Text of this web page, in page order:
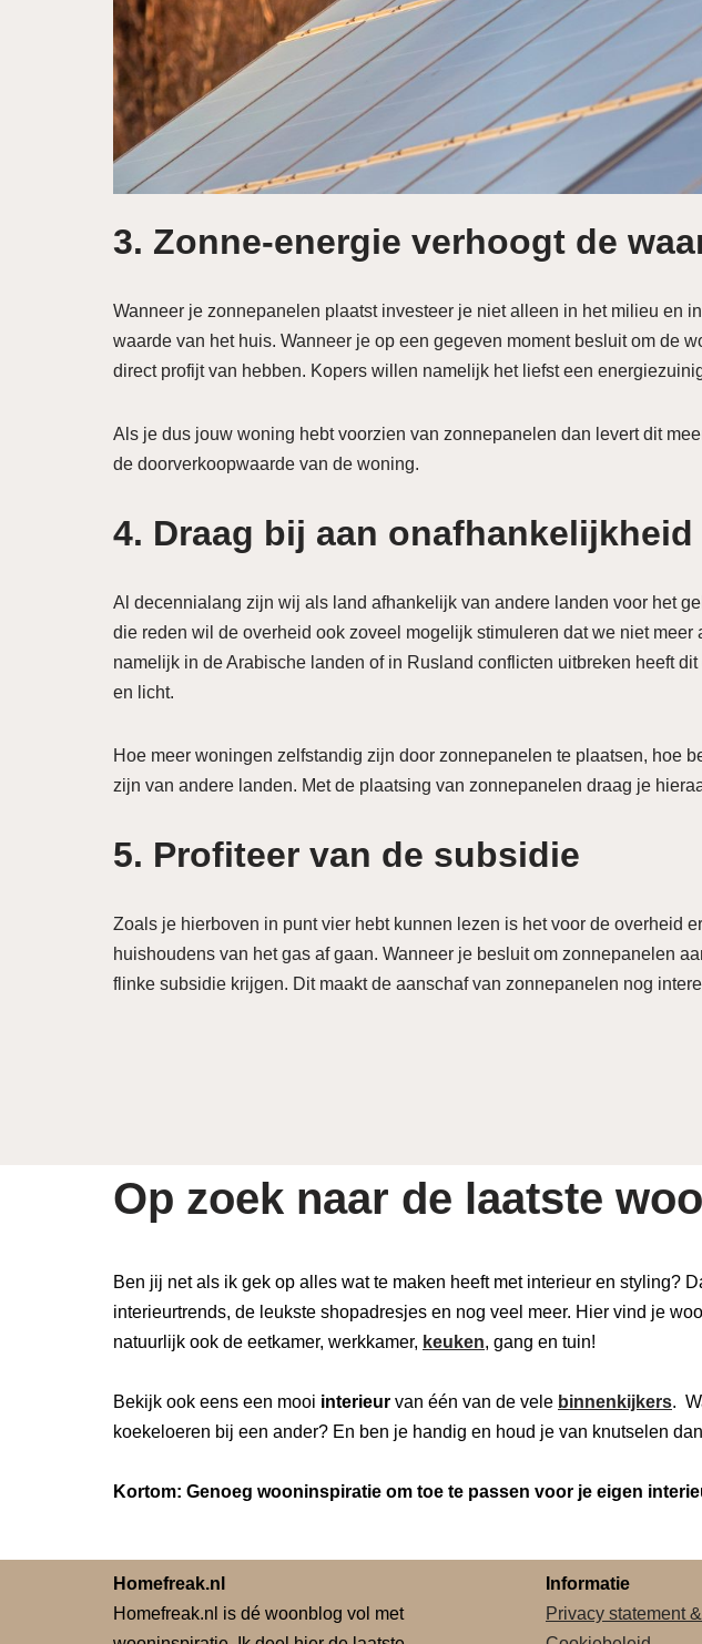
3. Zonne-energie verhoogt de
Wanneer je zonnepanelen plaatst investeer je niet alleen in het milieu en
waarde van het huis. Wanneer je op een gegeven moment besluit om de
direct profijt van hebben. Kopers willen namelijk het liefst een
Als je dus jouw woning hebt voorzien van zonnepanelen dan levert dit
de doorverkoopwaarde van de woning.
4. Draag bij aan onafhankelijkheid
Al decennialang zijn wij als land afhankelijk van andere landen voor het
die reden wil de overheid ook zoveel mogelijk stimuleren dat we niet
namelijk in de Arabische landen of in Rusland conflicten uitbreken heeft
en licht.
Hoe meer woningen zelfstandig zijn door zonnepanelen te plaatsen, hoe
zijn van andere landen. Met de plaatsing van zonnepanelen draag je
5. Profiteer van de subsidie
Zoals je hierboven in punt vier hebt kunnen lezen is het voor de overheid
huishoudens van het gas af gaan. Wanneer je besluit om zonnepanelen
flinke subsidie krijgen. Dit maakt de aanschaf van zonnepanelen nog
Op zoek naar de laatste
Ben jij net als ik gek op alles wat te maken heeft met interieur en styling?
interieurtrends, de leukste shopadresjes en nog veel meer. Hier vind je
natuurlijk ook de eetkamer, werkkamer, keuken, gang en tuin!
Bekijk ook eens een mooi interieur van één van de vele binnenkijkers.
koekeloeren bij een ander? En ben je handig en houd je van knutselen
Kortom: Genoeg wooninspiratie om toe te passen voor je eigen
Homefreak.nl
Homefreak.nl is dé woonblog vol met
Informatie
Privacy statement